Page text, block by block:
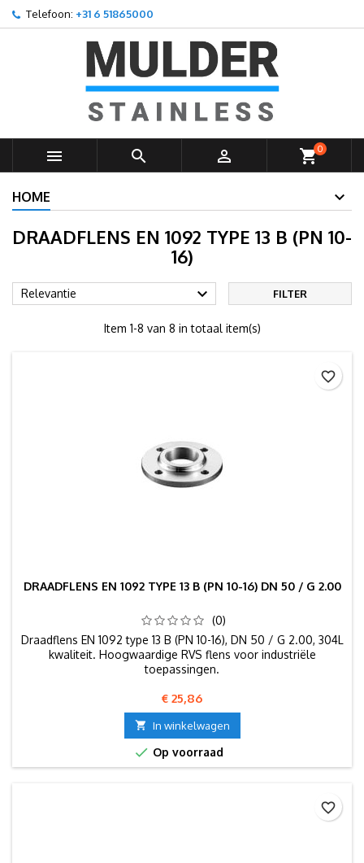
Telefoon: +31 6 51865000
   shopping_cart0
HOME
DRAADFLENS EN 1092 TYPE 13 B (PN 10-
16)
Relevantie  FILTER
Item 1-8 van 8 in totaal item(s)
DRAADFLENS EN 1092 TYPE 13 B (PN 10-16) DN 50 / G 2.00
(0)
Draadflens EN 1092 type 13 B (PN 10-16), DN 50 / G 2.00, 304L
kwaliteit. Hoogwaardige RVS flens voor industriële
toepassingen.
Prijs
€ 25,86
 In winkelwagen
 Op voorraad
favorite_border
favorite_border
Toevoegen aan Verlanglijst ×
Create new list
((modalTitle)) ×
((confirmMessage))
((cancelText)) ((modalDeleteText))
Maak een verlanglijst ×
Verlanglijst naam
Annuleren Maak een verlanglijst
Inloggen ×
U moet ingelogd zijn om producten in uw verlanglijst op
Annuleren Inloggen